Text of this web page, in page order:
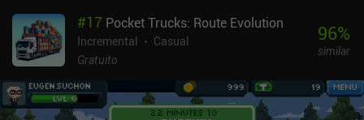
#17 Pocket Trucks: Route Evolution
Incremental
Casual
Gratuito
96%
similar